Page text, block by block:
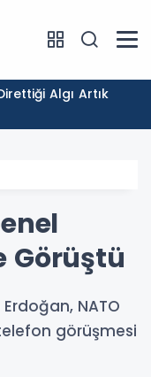
Görüştü
NATO
görüşmesi